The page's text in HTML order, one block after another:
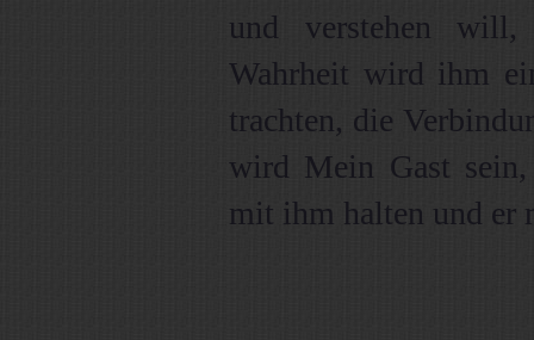
und verstehen
Wahrheit wird ihm
trachten, die
wird Mein Gast
mit ihm halten und er